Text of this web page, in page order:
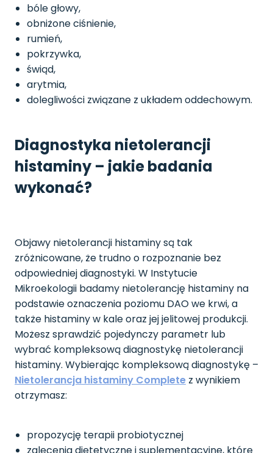
bóle głowy,
obniżone ciśnienie,
rumień,
pokrzywka,
świąd,
arytmia,
dolegliwości związane z układem oddechowym.
Diagnostyka nietolerancji
histaminy – jakie badania
wykonać?
Objawy nietolerancji histaminy są tak
zróżnicowane, że trudno o rozpoznanie bez
odpowiedniej diagnostyki. W Instytucie
Mikroekologii badamy nietolerancję histaminy na
podstawie oznaczenia poziomu DAO we krwi, a
także histaminy w kale oraz jej jelitowej produkcji.
Możesz sprawdzić pojedynczy parametr lub
wybrać kompleksową diagnostykę nietolerancji
histaminy. Wybierając kompleksową diagnostykę –
Nietolerancja histaminy Complete z wynikiem
otrzymasz:
propozycję terapii probiotycznej
zalecenia dietetyczne i suplementacyjne, które